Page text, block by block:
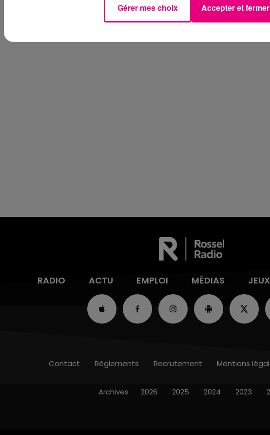
RADIO ACTU EMPLOI MÉDIAS JEUX
Contact Règlements Recrutement Mentions
Archives 2026 2025 2024 2023
Gérer mes choix Accepter et fermer